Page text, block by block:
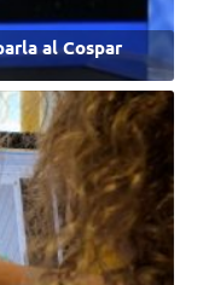
al Cospar